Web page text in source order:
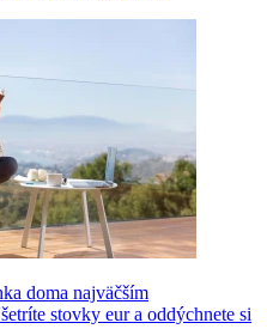
doma najväčším
stovky eur a oddýchnete si